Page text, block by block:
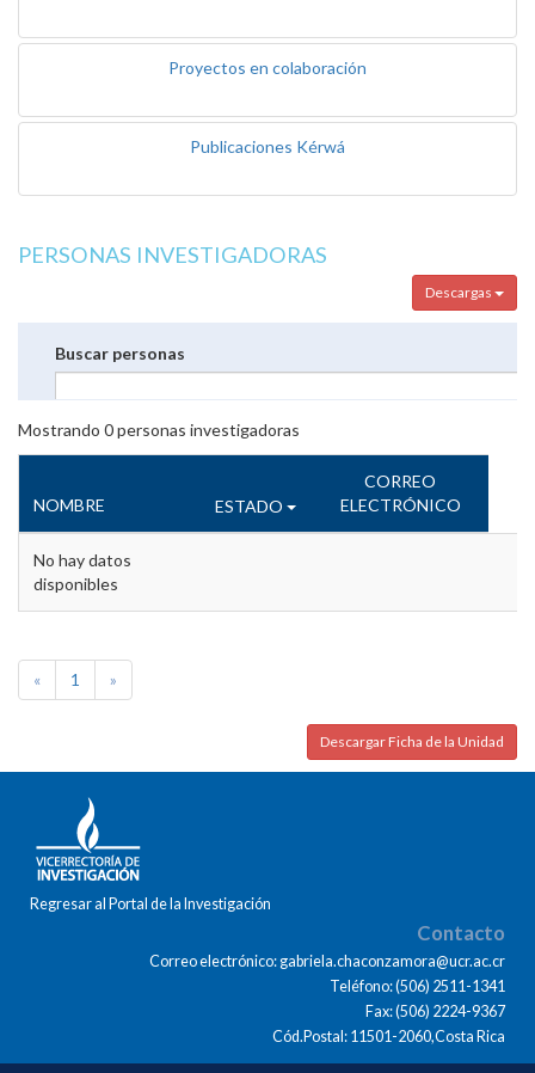
Proyectos en colaboración
Publicaciones Kérwá
PERSONAS INVESTIGADORAS
Descargas
Buscar personas
Mostrando 0personas investigadoras
NOMBRE ESTADO
CORREO
ELECTRÓNICO
No hay datos
disponibles
« 1 »
Descargar Ficha de la Unidad
Regresar al Portal de la Investigación
Contacto
Correo electrónico: gabriela.chaconzamora@ucr.ac.cr
Teléfono: (506) 2511-1341
Fax: (506) 2224-9367
Cód.Postal: 11501-2060,Costa Rica